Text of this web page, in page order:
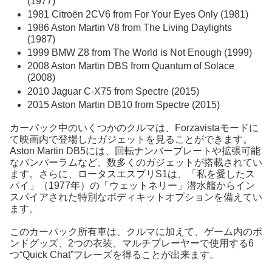
1981 Citroën 2CV6 from For Your Eyes Only (1981)
1986 Aston Martin V8 from The Living Daylights
(1987)
1999 BMW Z8 from The World is Not Enough (1999)
2008 Aston Martin DBS from Quantum of Solace
(2008)
2010 Jaguar C-X75 from Spectre (2015)
2015 Aston Martin DB10 from Spectre (2015)
カーパック中のいくつかのクルマは、Forzavistaモードに
て映画内で登場したガジェットを見ることができます。
Aston Martin DB5には、回転ナンバープレートや拡張可能
なバンパーラムなど、数多くのガジェットが搭載されてい
ます。さらに、ロータスエスプリS1は、「私を愛したス
パイ」（1977年）の「ウェットネリー」潜水艦からイン
スパイアされた特別なボディキットオプションを備えてい
ます。
このカーパック所有車は、クルマに加えて、ゲーム内のボ
ンドグッズ、2つの衣装、マルチプレーヤーで使用する6
つ“Quick Chat”フレーズを得ることが出来ます。